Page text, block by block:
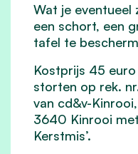
Wat je eventueel
een schort, een
tafel te
Kostprijs 45
storten op rek.
van cd&v-
3640 Kinrooi
Kerstmis’.